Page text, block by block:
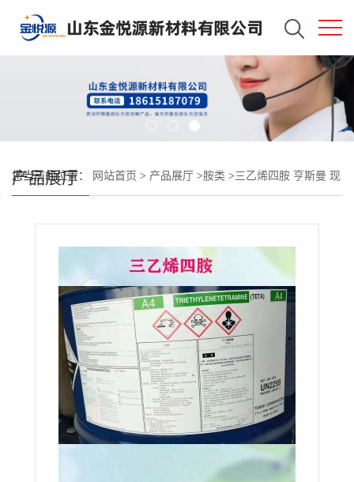
产品展厅
您当前的位置： 网站首页 > 产品展厅 >胺类 >三乙烯四胺 亨斯曼 现